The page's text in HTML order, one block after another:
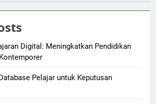
Digital: Meningkatkan Pendidikan
Pelajar untuk Keputusan